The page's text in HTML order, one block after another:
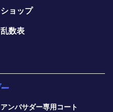
ショップ
乱数表
アンバサダー専用コート